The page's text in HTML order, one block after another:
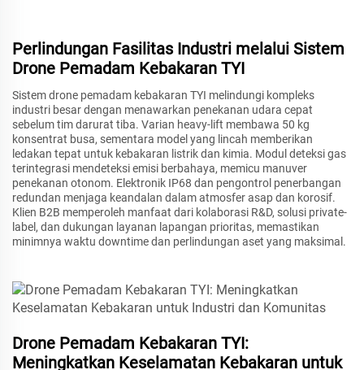
Perlindungan Fasilitas Industri melalui Sistem
Drone Pemadam Kebakaran TYI
Sistem drone pemadam kebakaran TYI melindungi kompleks
industri besar dengan menawarkan penekanan udara cepat
sebelum tim darurat tiba. Varian heavy-lift membawa 50 kg
konsentrat busa, sementara model yang lincah memberikan
ledakan tepat untuk kebakaran listrik dan kimia. Modul deteksi gas
terintegrasi mendeteksi emisi berbahaya, memicu manuver
penekanan otonom. Elektronik IP68 dan pengontrol penerbangan
redundan menjaga keandalan dalam atmosfer asap dan korosif.
Klien B2B memperoleh manfaat dari kolaborasi R&D, solusi private-
label, dan dukungan layanan lapangan prioritas, memastikan
minimnya waktu downtime dan perlindungan aset yang maksimal.
Drone Pemadam Kebakaran TYI:
Meningkatkan Keselamatan Kebakaran untuk